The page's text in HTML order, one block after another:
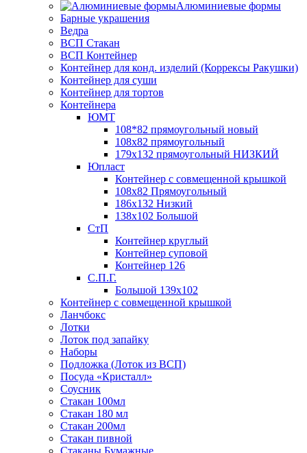
Алюминиевые формы
Барные украшения
Ведра
ВСП Стакан
ВСП Контейнер
Контейнер для конд. изделий (Коррексы Ракушки)
Контейнер для суши
Контейнер для тортов
Контейнера
ЮМТ
108*82 прямоугольный новый
108х82 прямоугольный
179х132 прямоугольный НИЗКИЙ
Юпласт
Контейнер с совмещенной крышкой
108х82 Прямоугольный
186х132 Низкий
138х102 Большой
СтП
Контейнер круглый
Контейнер суповой
Контейнер 126
С.П.Г.
Большой 139х102
Контейнер с совмещенной крышкой
Ланчбокс
Лотки
Лоток под запайку
Наборы
Подложка (Лоток из ВСП)
Посуда «Кристалл»
Соусник
Стакан 100мл
Стакан 180 мл
Стакан 200мл
Стакан пивной
Стаканы Бумажные